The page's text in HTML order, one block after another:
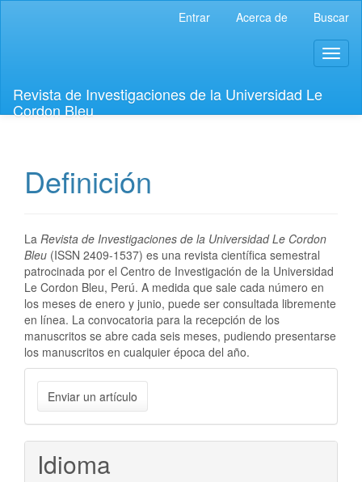
lateral
Entrar Acerca de Buscar
Revista de Investigaciones de la Universidad Le
Cordon Bleu
Definición
La Revista de Investigaciones de la Universidad Le Cordon
Bleu (ISSN 2409-1537) es una revista científica semestral
patrocinada por el Centro de Investigación de la Universidad
Le Cordon Bleu, Perú. A medida que sale cada número en
los meses de enero y junio, puede ser consultada libremente
en línea. La convocatoria para la recepción de los
manuscritos se abre cada seis meses, pudiendo presentarse
los manuscritos en cualquier época del año.
Enviar
un
artículo
Enviar un artículo
Idioma